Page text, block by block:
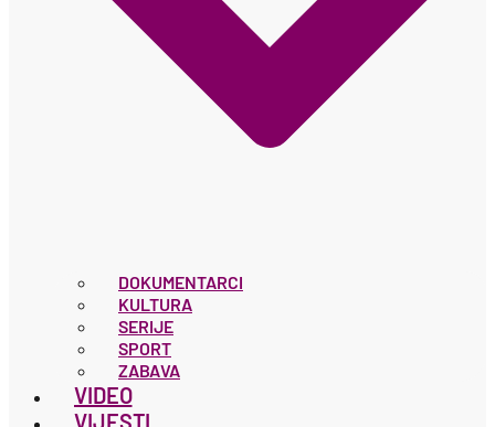
DOKUMENTARCI
KULTURA
SERIJE
SPORT
ZABAVA
VIDEO
VIJESTI